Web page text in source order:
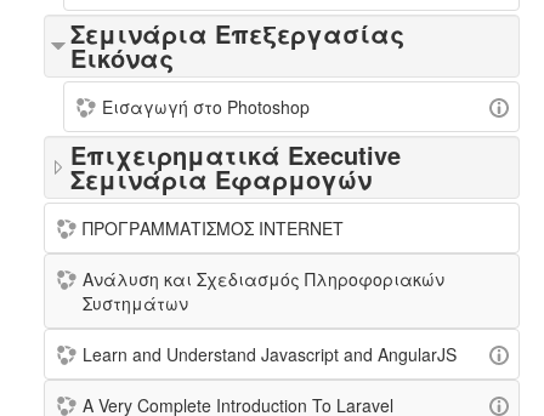
Σεμινάρια Επεξεργασίας
Εικόνας
Εισαγωγή στο Photoshop
Επιχειρηματικά Executive
Σεμινάρια Εφαρμογών
ΠΡΟΓΡΑΜΜΑΤΙΣΜΟΣ INTERNET
Ανάλυση και Σχεδιασμός Πληροφοριακών
Συστημάτων
Learn and Understand Javascript and AngularJS
A Very Complete Introduction To Laravel